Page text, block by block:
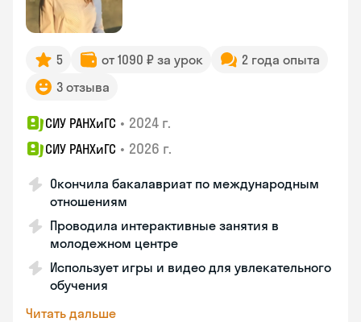
5 от 1090 ₽ за урок
2 года опыта
3 отзыва
СИУ РАНХиГС • 2024 г.
СИУ РАНХиГС • 2026 г.
Окончила бакалавриат по международным
отношениям
Проводила интерактивные занятия в
молодежном центре
Использует игры и видео для увлекательного
обучения
Читать дальше